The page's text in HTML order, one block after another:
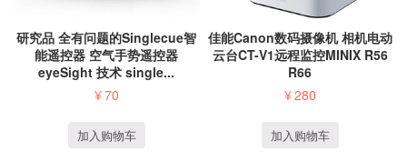
研究品 全有问题的Singlecue智
能遥控器 空气手势遥控器
eyeSight 技术 single...
¥70
加入购物车
佳能Canon数码摄像机 相机电动
云台CT-V1远程监控MINIX R56
R66
¥280
加入购物车